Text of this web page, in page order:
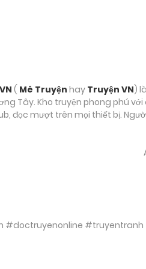
( Mê Truyện hay Truyện VN)
Tây. Kho truyện phong phú
đọc mượt trên mọi thiết bị.
#doctruyenonline